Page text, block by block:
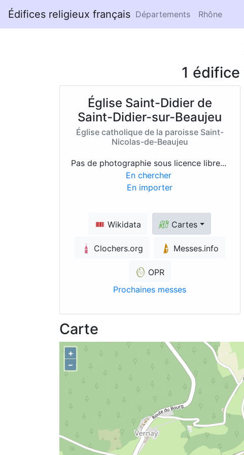
Édifices religieux français Départements Rhône
1
Église Saint-Didier de
Saint-Didier-sur-Beaujeu
Église catholique de la paroisse Saint-
Nicolas-de-Beaujeu
Pas de photographie sous licence libre...
En chercher
En importer
Wikidata Cartes
Clochers.org Messes.info
OPR
Prochaines messes
Carte
+
–